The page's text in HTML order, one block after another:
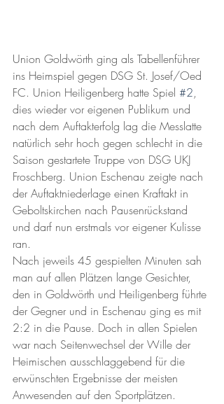
Union Goldwörth ging als Tabellenführer
ins Heimspiel gegen DSG St. Josef/Oed
FC. Union Heiligenberg hatte Spiel #2,
dies wieder vor eigenen Publikum und
nach dem Auftakterfolg lag die Messlatte
natürlich sehr hoch gegen schlecht in die
Saison gestartete Truppe von DSG UKJ
Froschberg. Union Eschenau zeigte nach
der Auftaktniederlage einen Kraftakt in
Geboltskirchen nach Pausenrückstand
und darf nun erstmals vor eigener Kulisse
ran.
Nach jeweils 45 gespielten Minuten sah
man auf allen Plätzen lange Gesichter,
den in Goldwörth und Heiligenberg führte
der Gegner und in Eschenau ging es mit
2:2 in die Pause. Doch in allen Spielen
war nach Seitenwechsel der Wille der
Heimischen ausschlaggebend für die
erwünschten Ergebnisse der meisten
Anwesenden auf den Sportplätzen.